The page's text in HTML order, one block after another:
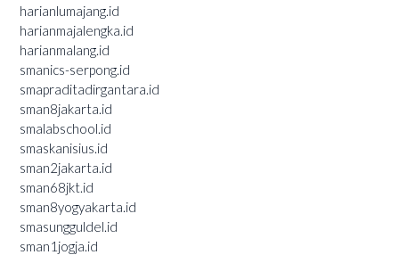
harianlumajang.id
harianmajalengka.id
harianmalang.id
smanics-serpong.id
smapraditadirgantara.id
sman8jakarta.id
smalabschool.id
smaskanisius.id
sman2jakarta.id
sman68jkt.id
sman8yogyakarta.id
smasungguldel.id
sman1jogja.id